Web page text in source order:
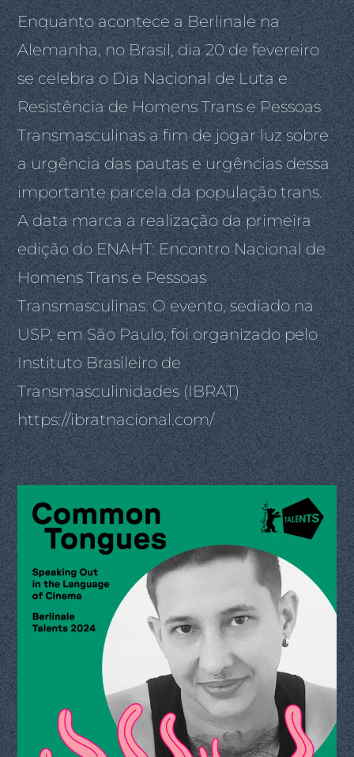
Enquanto acontece a Berlinale na
Alemanha, no Brasil, dia 20 de fevereiro
se celebra o Dia Nacional de Luta e
Resistência de Homens Trans e Pessoas
Transmasculinas a fim de jogar luz sobre
a urgência das pautas e urgências dessa
importante parcela da população trans.
A data marca a realização da primeira
edição do ENAHT: Encontro Nacional de
Homens Trans e Pessoas
Transmasculinas. O evento, sediado na
USP, em São Paulo, foi organizado pelo
Instituto Brasileiro de
Transmasculinidades (IBRAT)
https://ibratnacional.com/